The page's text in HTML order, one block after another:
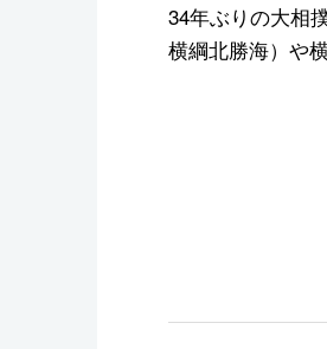
34年ぶりの大相
横綱北勝海）や